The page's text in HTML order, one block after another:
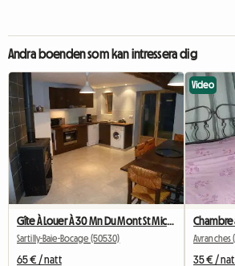
Andra boenden som kan intressera dig
Gîte À Louer À 30 Mn Du Mont St Michel
Sartilly-Baie-Bocage (50530)
65 € / natt
Video
Avranches
35 € /